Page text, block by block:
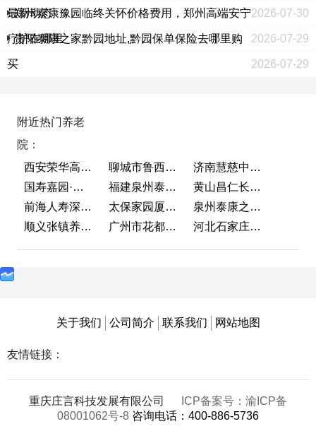
最新动态 2026-07-30
郑州泰康豫园临终关怀价格费用，郑州高端安宁
疗护在哪里 2026-07-29
贵阳泰康之家黔园地址,黔园保单保险去哪里购
买 2026-07-29
附近热门养老
院：
西安荣华高新悦家养老服务有限公司
聊城市鲁西老年护养院
济南慧慈中医康养中心
国寿嘉园·成都乐境
福建泉州泰康之家鲤园
黄山昌仁长者颐养中心
前海人寿深圳幸福之家
太保家园厦门国际颐养社区
泉州泰康之家鲤园
顺义张镇养老照料中心
广州市花都区花山镇敬老院 河北石家庄泰康之家冀园
关于我们 公司简介 联系我们 网站地图
友情链接：
重庆庄言科技发展有限公司
ICP备案号：渝ICP备
08001062号-8 咨询电话：400-886-5736